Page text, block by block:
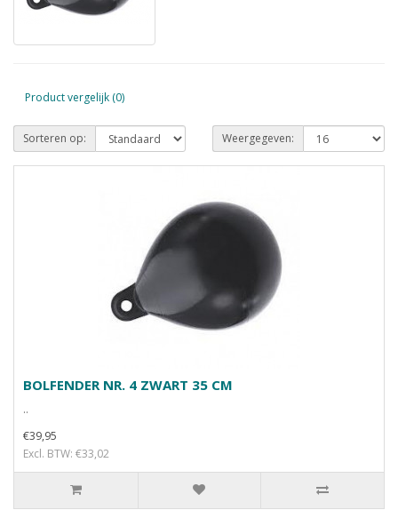
Product vergelijk (0)
Sorteren op: Weergegeven:
BOLFENDER NR. 4 ZWART 35 CM
..
€39,95
Excl. BTW: €33,02